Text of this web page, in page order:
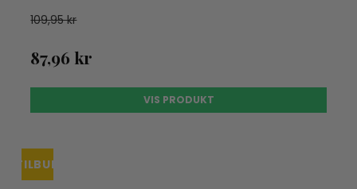
109,95 kr
87,96 kr
VIS PRODUKT
TILBUD